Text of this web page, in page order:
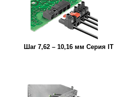
Шаг 7,62 – 10,16 мм Серия IT